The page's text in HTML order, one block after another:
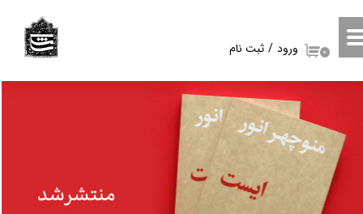
ورود / ثبت نام
حساب کاربری من
تغییر گذر واژه
خروج از حساب کاربری
۰